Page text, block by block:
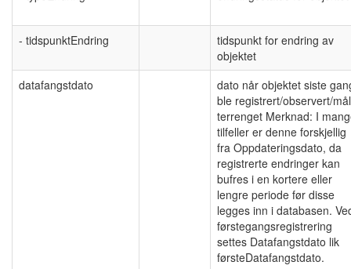
- tidspunktEndring
tidspunkt for endring av
objektet
datafangstdato
dato når objektet siste
ble registrert/observert/
terrenget Merknad: I
tilfeller er denne forskjellig
fra Oppdateringsdato, da
registrerte endringer kan
bufres i en kortere eller
lengre periode før disse
legges inn i databasen.
førstegangsregistrering
settes Datafangstdato lik
førsteDatafangstdato.